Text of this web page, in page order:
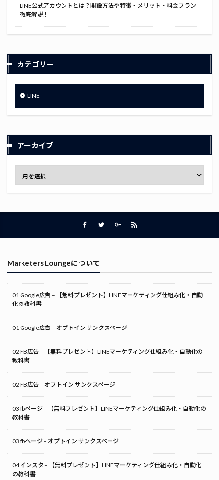
LINE公式アカウントとは？開設方法や特徴・メリット・料金プラン
徹底解説！
カテゴリー
LINE
アーカイブ
Marketers Loungeについて
01 Google広告 – 【無料プレゼント】LINEマーケティング仕組み化・自動
化の教科書
01 Google広告 – オプトイン サンクスページ
02 FB広告 – 【無料プレゼント】LINEマーケティング仕組み化・自動化の
教科書
02 FB広告 – オプトイン サンクスページ
03 fbページ – 【無料プレゼント】LINEマーケティング仕組み化・自動化の
教科書
03 fbページ – オプトイン サンクスページ
04 インスタ – 【無料プレゼント】LINEマーケティング仕組み化・自動化
の教科書